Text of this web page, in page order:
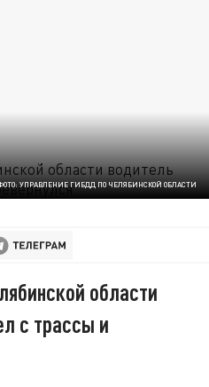
УПРАВЛЕНИЕ ГИБДД ПО ЧЕЛЯБИНСКОЙ ОБЛАСТИ
области
с трассы и